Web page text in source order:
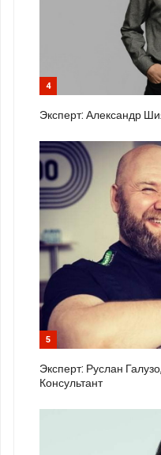
4
Эксперт: Александр
5
Эксперт: Руслан
Консультант